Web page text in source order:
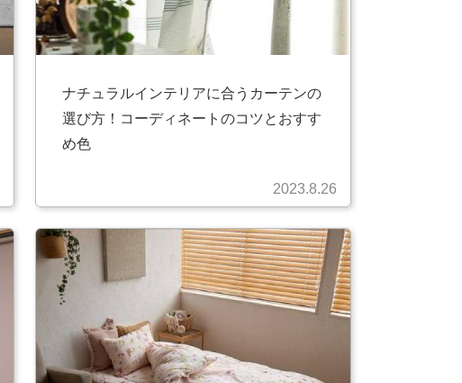
ナチュラルインテリアに合うカーテンの
選び方！コーディネートのコツとおすす
め色
2023.8.26